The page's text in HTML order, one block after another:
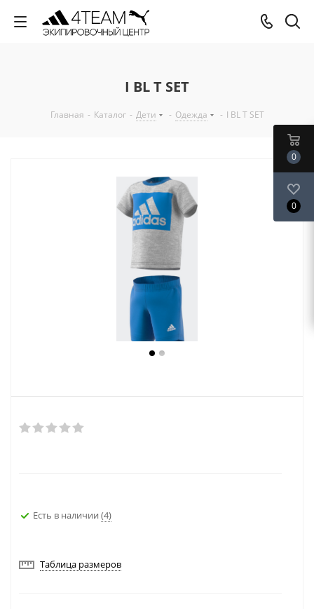
I BL T SET
Главная - Каталог - Дети - Одежда - I BL T SET
Есть в наличии (4)
Таблица размеров
0
0